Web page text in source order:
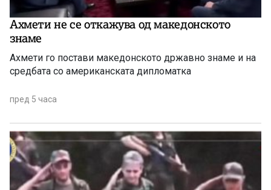
Ахмети не се откажува од македонското
знаме
Ахмети го постави македонското државно знаме и на
средбата со американската дипломатка
пред 5 часа